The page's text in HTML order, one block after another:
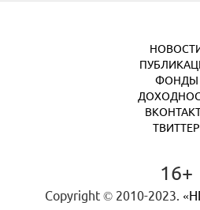
ФОНДЫ
ТВИТТЕР
16+
Copyright © 2010-2023.